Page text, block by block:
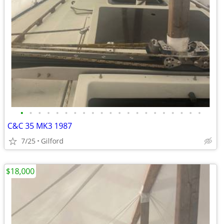
• • • • • • • • • • • • • • • • • • • • •
C&C 35 MK3 1987
7/25 Gilford
$18,000